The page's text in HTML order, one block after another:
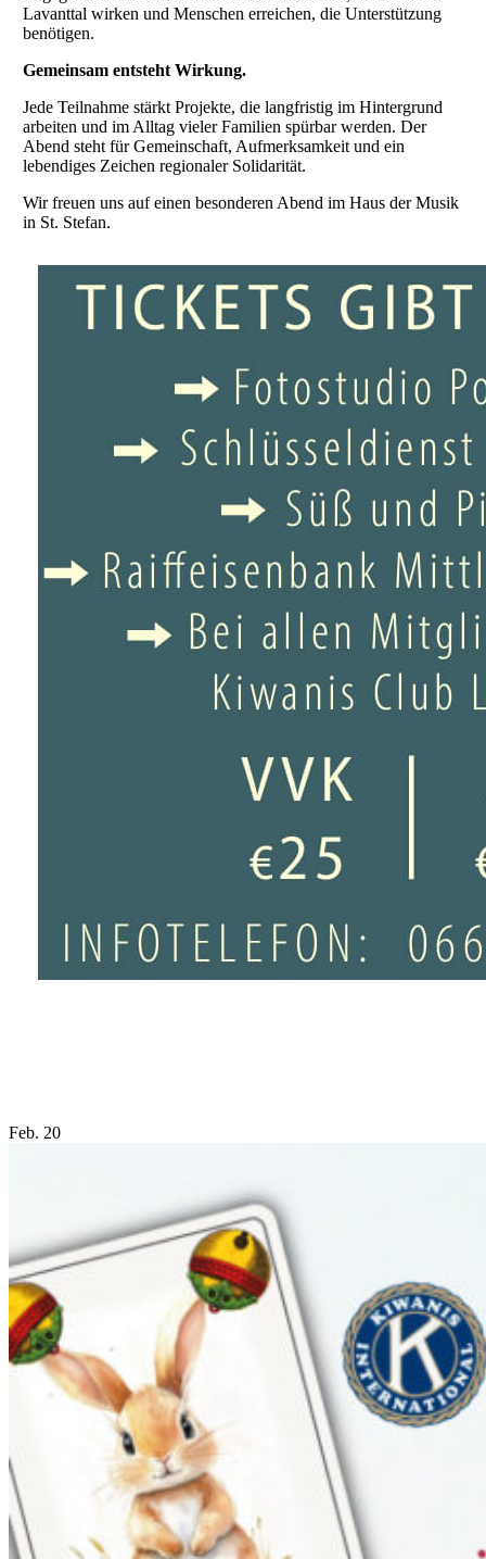
Lavanttal wirken und Menschen erreichen, die Unterstützung
benötigen.
Gemeinsam entsteht Wirkung.
Jede Teilnahme stärkt Projekte, die langfristig im Hintergrund
arbeiten und im Alltag vieler Familien spürbar werden. Der
Abend steht für Gemeinschaft, Aufmerksamkeit und ein
lebendiges Zeichen regionaler Solidarität.
Wir freuen uns auf einen besonderen Abend im Haus der Musik
in St. Stefan.
Feb. 20